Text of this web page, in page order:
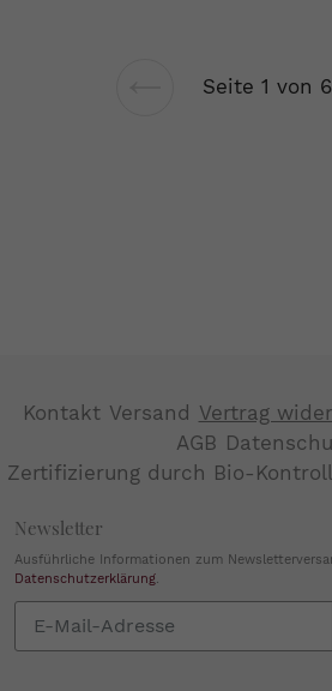
Vorherige
Seite 1 von 6
Kontakt Versand Vertrag
AGB
Zertifizierung durch Bio-
Newsletter
Ausführliche Informationen zum
Datenschutzerklärung.
Sie